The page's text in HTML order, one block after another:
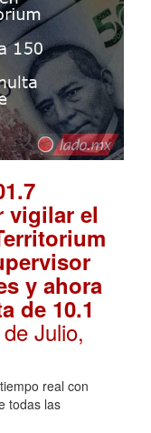
vigilar el
y ahora
de 10.1
Julio,
real con
todas las